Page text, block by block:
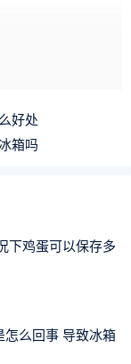
钟
冰糖来做的，可
好处
箱吗
下鸡蛋可以保存多
怎么回事 导致冰箱